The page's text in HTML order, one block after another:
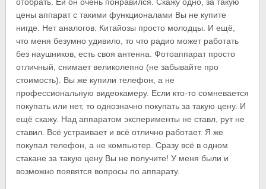
цены аппарат с такими функционалами Вы не купите
нигде. Нет аналогов. Китайозы просто молодцы. И ещё,
что меня безумно удивило, то что радио может работать
без наушников, есть своя антенна. Фотоаппарат просто
отличный, снимает великолепно (не забывайте про
стоимость). Вы же купили телефон, а не
профессиональную видеокамеру. Если кто-то сомневается
покупать или нет, то однозначно покупать за такую цену. И
ещё скажу. Над аппаратом эксперименты не ставл, рут не
ставил. Всё устраивает и всё отлично работает. Я же
покупал телефон, а не компьютер. Сразу всё в одном
стакане за такую цену Вы не получите! У меня были и
возможно появятся вопросы по аппарату.